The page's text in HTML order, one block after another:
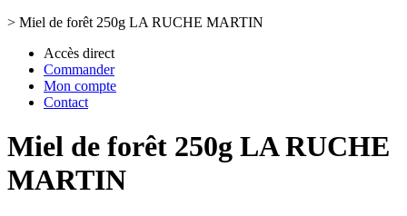
> Miel de forêt 250g LA RUCHE MARTIN
Accès direct
Commander
Mon compte
Contact
Miel de forêt 250g LA RUCHE
MARTIN